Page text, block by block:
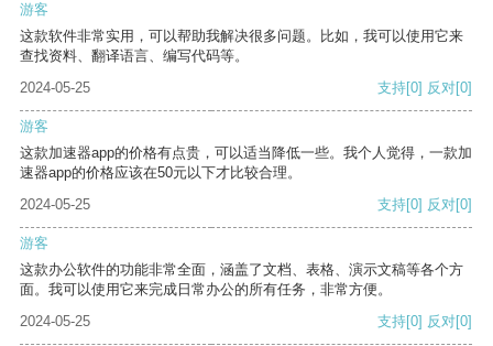
游客
这款软件非常实用，可以帮助我解决很多问题。比如，我可以使用它来
查找资料、翻译语言、编写代码等。
2024-05-25
支持[0] 反对[0]
游客
这款加速器app的价格有点贵，可以适当降低一些。我个人觉得，一款加
速器app的价格应该在50元以下才比较合理。
2024-05-25
支持[0] 反对[0]
游客
这款办公软件的功能非常全面，涵盖了文档、表格、演示文稿等各个方
面。我可以使用它来完成日常办公的所有任务，非常方便。
2024-05-25
支持[0] 反对[0]